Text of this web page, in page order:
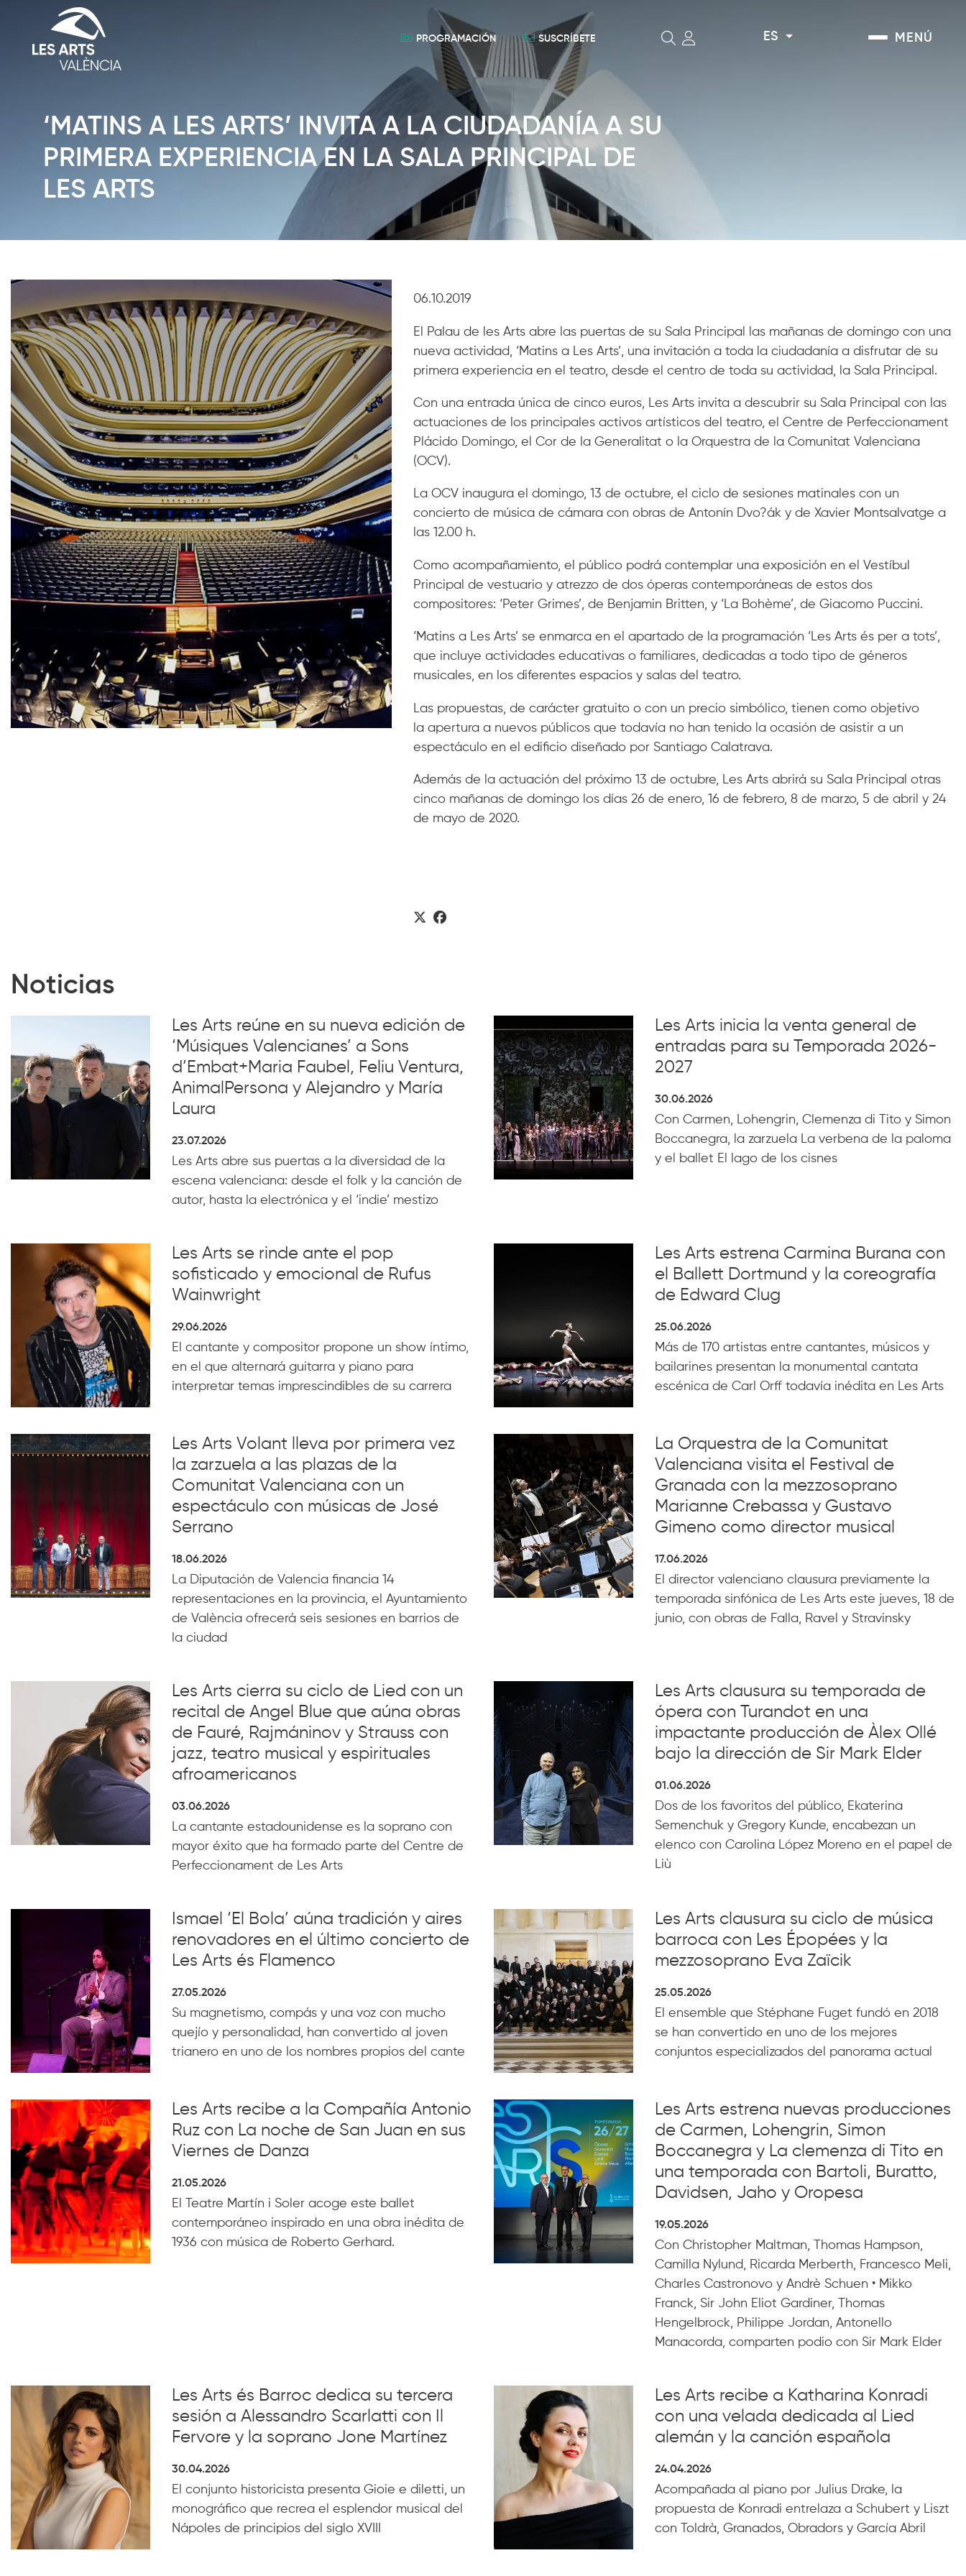
MENÚ
ES
SUSCRÍBETE
PROGRAMACIÓN
‘MATINS A LES ARTS’ INVITA A LA CIUDADANÍA A SU
PRIMERA EXPERIENCIA EN LA SALA PRINCIPAL DE
LES ARTS
06.10.2019
El Palau de les Arts abre las puertas de su Sala Principal las mañanas de domingo con una
nueva actividad, ‘Matins a Les Arts’, una invitación a toda la ciudadanía a disfrutar de su
primera experiencia en el teatro, desde el centro de toda su actividad, la Sala Principal.
Con una entrada única de cinco euros, Les Arts invita a descubrir su Sala Principal con las
actuaciones de los principales activos artísticos del teatro, el Centre de Perfeccionament
Plácido Domingo, el Cor de la Generalitat o la Orquestra de la Comunitat Valenciana
(OCV).
La OCV inaugura el domingo, 13 de octubre, el ciclo de sesiones matinales con un
concierto de música de cámara con obras de Antonín Dvo?ák y de Xavier Montsalvatge a
las 12.00 h.
Como acompañamiento, el público podrá contemplar una exposición en el Vestíbul
Principal de vestuario y atrezzo de dos óperas contemporáneas de estos dos
compositores: ‘Peter Grimes’, de Benjamin Britten, y ‘La Bohème’, de Giacomo Puccini.
‘Matins a Les Arts’ se enmarca en el apartado de la programación ‘Les Arts és per a tots’,
que incluye actividades educativas o familiares, dedicadas a todo tipo de géneros
musicales, en los diferentes espacios y salas del teatro.
Las propuestas, de carácter gratuito o con un precio simbólico, tienen como objetivo
la apertura a nuevos públicos que todavía no han tenido la ocasión de asistir a un
espectáculo en el edificio diseñado por Santiago Calatrava.
Además de la actuación del próximo 13 de octubre, Les Arts abrirá su Sala Principal otras
cinco mañanas de domingo los días 26 de enero, 16 de febrero, 8 de marzo, 5 de abril y 24
de mayo de 2020.
Noticias
Les Arts reúne en su nueva edición de
‘Músiques Valencianes’ a Sons
d’Embat+Maria Faubel, Feliu Ventura,
AnimalPersona y Alejandro y María
Laura
23.07.2026
Les Arts abre sus puertas a la diversidad de la
escena valenciana: desde el folk y la canción de
autor, hasta la electrónica y el ‘indie’ mestizo
Les Arts inicia la venta general de
entradas para su Temporada 2026-
2027
30.06.2026
Con Carmen, Lohengrin, Clemenza di Tito y Simon
Boccanegra, la zarzuela La verbena de la paloma
y el ballet El lago de los cisnes
Les Arts se rinde ante el pop
sofisticado y emocional de Rufus
Wainwright
29.06.2026
El cantante y compositor propone un show íntimo,
en el que alternará guitarra y piano para
interpretar temas imprescindibles de su carrera
Les Arts estrena Carmina Burana con
el Ballett Dortmund y la coreografía
de Edward Clug
25.06.2026
Más de 170 artistas entre cantantes, músicos y
bailarines presentan la monumental cantata
escénica de Carl Orff todavía inédita en Les Arts
Les Arts Volant lleva por primera vez
la zarzuela a las plazas de la
Comunitat Valenciana con un
espectáculo con músicas de José
Serrano
18.06.2026
La Diputación de Valencia financia 14
representaciones en la provincia, el Ayuntamiento
de València ofrecerá seis sesiones en barrios de
la ciudad
La Orquestra de la Comunitat
Valenciana visita el Festival de
Granada con la mezzosoprano
Marianne Crebassa y Gustavo
Gimeno como director musical
17.06.2026
El director valenciano clausura previamente la
temporada sinfónica de Les Arts este jueves, 18 de
junio, con obras de Falla, Ravel y Stravinsky
Les Arts cierra su ciclo de Lied con un
recital de Angel Blue que aúna obras
de Fauré, Rajmáninov y Strauss con
jazz, teatro musical y espirituales
afroamericanos
03.06.2026
La cantante estadounidense es la soprano con
mayor éxito que ha formado parte del Centre de
Perfeccionament de Les Arts
Les Arts clausura su temporada de
ópera con Turandot en una
impactante producción de Àlex Ollé
bajo la dirección de Sir Mark Elder
01.06.2026
Dos de los favoritos del público, Ekaterina
Semenchuk y Gregory Kunde, encabezan un
elenco con Carolina López Moreno en el papel de
Liù
Ismael ‘El Bola’ aúna tradición y aires
renovadores en el último concierto de
Les Arts és Flamenco
27.05.2026
Su magnetismo, compás y una voz con mucho
quejío y personalidad, han convertido al joven
trianero en uno de los nombres propios del cante
Les Arts clausura su ciclo de música
barroca con Les Épopées y la
mezzosoprano Eva Zaïcik
25.05.2026
El ensemble que Stéphane Fuget fundó en 2018
se han convertido en uno de los mejores
conjuntos especializados del panorama actual
Les Arts recibe a la Compañía Antonio
Ruz con La noche de San Juan en sus
Viernes de Danza
21.05.2026
El Teatre Martín i Soler acoge este ballet
contemporáneo inspirado en una obra inédita de
1936 con música de Roberto Gerhard.
Les Arts estrena nuevas producciones
de Carmen, Lohengrin, Simon
Boccanegra y La clemenza di Tito en
una temporada con Bartoli, Buratto,
Davidsen, Jaho y Oropesa
19.05.2026
Con Christopher Maltman, Thomas Hampson,
Camilla Nylund, Ricarda Merberth, Francesco Meli,
Charles Castronovo y Andrè Schuen • Mikko
Franck, Sir John Eliot Gardiner, Thomas
Hengelbrock, Philippe Jordan, Antonello
Manacorda, comparten podio con Sir Mark Elder
Les Arts és Barroc dedica su tercera
sesión a Alessandro Scarlatti con Il
Fervore y la soprano Jone Martínez
30.04.2026
El conjunto historicista presenta Gioie e diletti, un
monográfico que recrea el esplendor musical del
Nápoles de principios del siglo XVIII
Les Arts recibe a Katharina Konradi
con una velada dedicada al Lied
alemán y la canción española
24.04.2026
Acompañada al piano por Julius Drake, la
propuesta de Konradi entrelaza a Schubert y Liszt
con Toldrà, Granados, Obradors y García Abril